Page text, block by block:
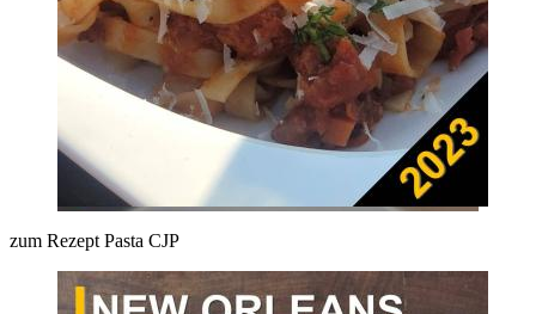
zum Rezept Pasta CJP